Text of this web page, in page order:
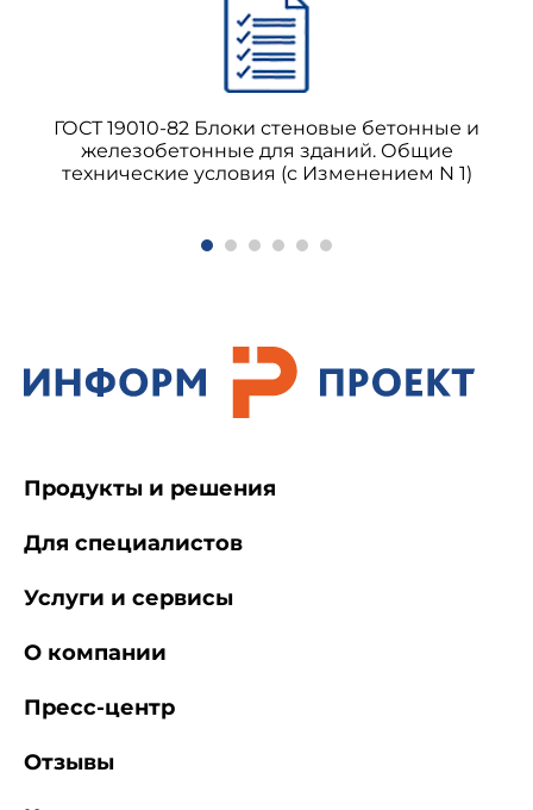
ГОСТ 19010-82 Блоки стеновые бетонные и
железобетонные для зданий. Общие
технические условия (с Изменением N 1)
Продукты и решения
Для специалистов
Услуги и сервисы
О компании
Пресс-центр
Отзывы